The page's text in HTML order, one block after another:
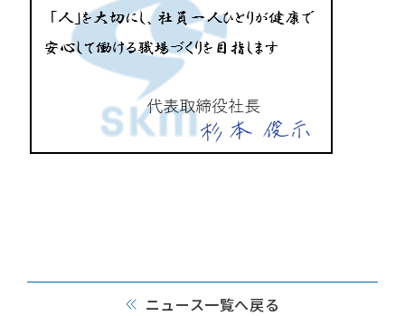
ニュース一覧へ戻る